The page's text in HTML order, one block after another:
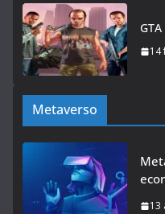
14
Metaverso
13